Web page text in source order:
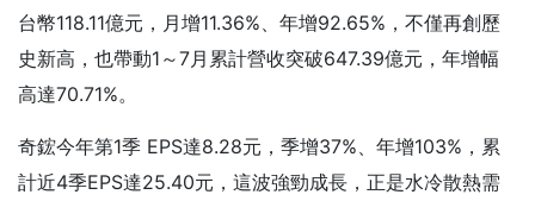
台幣118.11億元，月增11.36%、年增92.65%，不僅再創歷
史新高，也帶動1～7月累計營收突破647.39億元，年增幅
高達70.71%。
奇鋐今年第1季 EPS達8.28元，季增37%、年增103%，累
計近4季EPS達25.40元，這波強勁成長，正是水冷散熱需